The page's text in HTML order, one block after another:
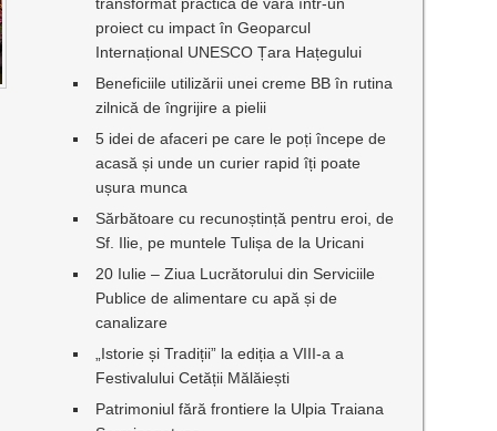
proiect cu impact în Geoparcul
Internațional UNESCO Țara Hațegului
Beneficiile utilizării unei creme BB în rutina
zilnică de îngrijire a pielii
5 idei de afaceri pe care le poți începe de
acasă și unde un curier rapid îți poate
ușura munca
Sărbătoare cu recunoștință pentru eroi, de
Sf. Ilie, pe muntele Tulișa de la Uricani
20 Iulie – Ziua Lucrătorului din Serviciile
Publice de alimentare cu apă și de
canalizare
„Istorie și Tradiții” la ediția a VIII-a a
Festivalului Cetății Mălăiești
Patrimoniul fără frontiere la Ulpia Traiana